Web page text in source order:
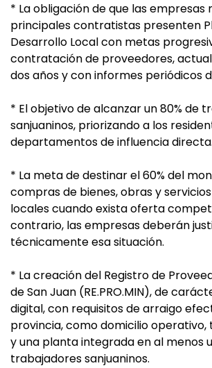
* La obligación de que las empresas
principales contratistas presenten
Desarrollo Local con metas
contratación de proveedores,
dos años y con informes periódicos
* El objetivo de alcanzar un 80% de
sanjuaninos, priorizando a los
departamentos de influencia directa.
* La meta de destinar el 60% del
compras de bienes, obras y
locales cuando exista oferta
contrario, las empresas deberán
técnicamente esa situación.
* La creación del Registro de
de San Juan (RE.PRO.MIN), de
digital, con requisitos de arraigo
provincia, como domicilio
y una planta integrada en al menos
trabajadores sanjuaninos.